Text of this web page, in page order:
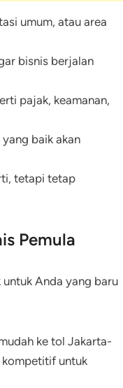
umum, atau area
bisnis berjalan
pajak, keamanan,
baik akan
tetapi tetap
Pemula
Anda yang baru
ke tol Jakarta-
kompetitif untuk